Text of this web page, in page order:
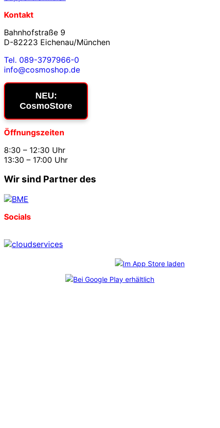
Kontakt
Bahnhofstraße 9
D-82223 Eichenau/München
Tel. 089-3797966-0
info@cosmoshop.de
NEU:
CosmoStore
Öffnungszeiten
8:30 – 12:30 Uhr
13:30 – 17:00 Uhr
Wir sind Partner des
Socials